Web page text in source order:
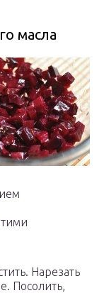
масла
Нарезать
Посолить,